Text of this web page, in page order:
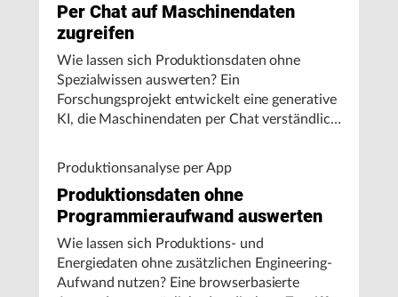
Per Chat auf Maschinendaten
zugreifen
Wie lassen sich Produktionsdaten ohne
Spezialwissen auswerten? Ein
Forschungsprojekt entwickelt eine generative
KI, die Maschinendaten per Chat verständlich
Produktionsanalyse per App
Produktionsdaten ohne
Programmieraufwand auswerten
Wie lassen sich Produktions- und
Energiedaten ohne zusätzlichen Engineering-
Aufwand nutzen? Eine browserbasierte